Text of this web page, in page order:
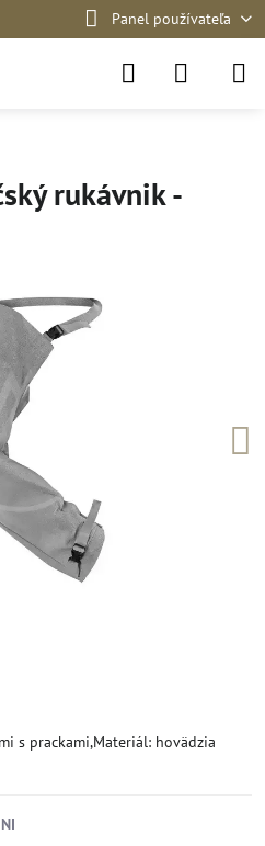
Panel používateľa
rukávnik -
s prackami,Materiál: hovädzia